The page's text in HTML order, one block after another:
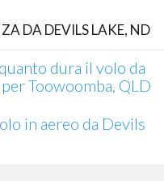
DA DEVILS LAKE, ND
dura il volo da
Toowoomba, QLD
in aereo da Devils